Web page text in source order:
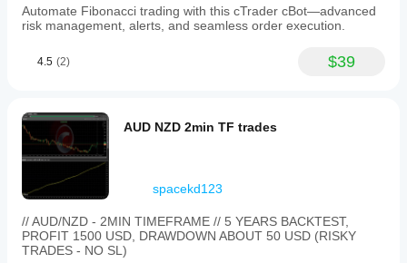
broker,
spread dan
pelaksanaan.
anda sendiri
membantu
anda
memahami
prestasi bot
dalam
penggunaan
sebenar.
Automate Fibonacci trading with this cTrader cBot—advanced
risk management, alerts, and seamless order execution.
4.5 (2) $39
AUD NZD 2min TF trades
spacekd123
// AUD/NZD - 2MIN TIMEFRAME // 5 YEARS BACKTEST,
PROFIT 1500 USD, DRAWDOWN ABOUT 50 USD (RISKY
TRADES - NO SL)